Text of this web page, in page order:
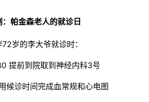
：帕金森老人的就诊日
岁的李大爷就诊时：
提前到院取到神经内科3号
候诊时间完成血常规和心电图